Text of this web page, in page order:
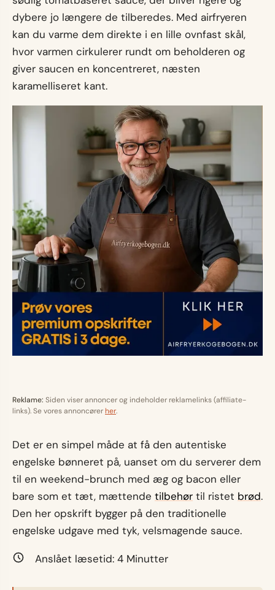
dybere jo længere de tilberedes. Med airfryeren
kan du varme dem direkte i en lille ovnfast skål,
hvor varmen cirkulerer rundt om beholderen og
giver saucen en koncentreret, næsten
karamelliseret kant.
Reklame: Siden viser annoncer og indeholder reklamelinks (affiliate-
links). Se vores annoncørerher.
Det er en simpel måde at få den autentiske
engelske bønneret på, uanset om du serverer dem
til en weekend-brunch med æg og bacon eller
bare som et tæt, mættende tilbehør til ristet brød.
Den her opskrift bygger på den traditionelle
engelske udgave med tyk, velsmagende sauce.
Anslået læsetid: 4 Minutter